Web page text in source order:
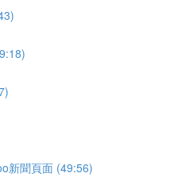
新聞頁面 (49:56)